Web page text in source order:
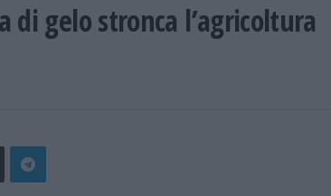
di gelo stronca l’agricoltura